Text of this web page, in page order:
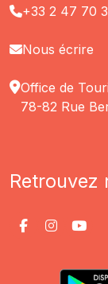
+33 2 47 70
Nous écrire
Office de
78-82 Rue
Retrouvez